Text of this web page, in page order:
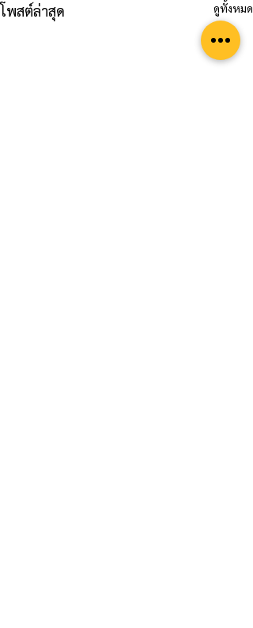
โพสต์ล่าสุด ดูทั้งหมด